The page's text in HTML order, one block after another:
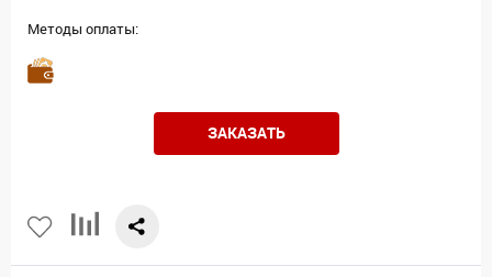
Методы оплаты:
ЗАКАЗАТЬ